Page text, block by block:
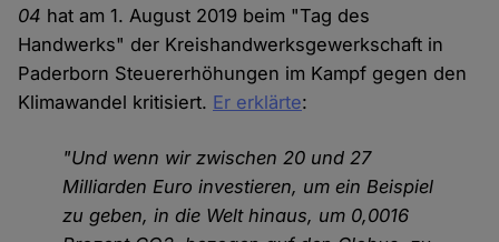
04 hat am 1. August 2019 beim "Tag des
Handwerks" der Kreishandwerksgewerkschaft in
Paderborn Steuererhöhungen im Kampf gegen den
Klimawandel kritisiert. Er erklärte:
"Und wenn wir zwischen 20 und 27
Milliarden Euro investieren, um ein Beispiel
zu geben, in die Welt hinaus, um 0,0016